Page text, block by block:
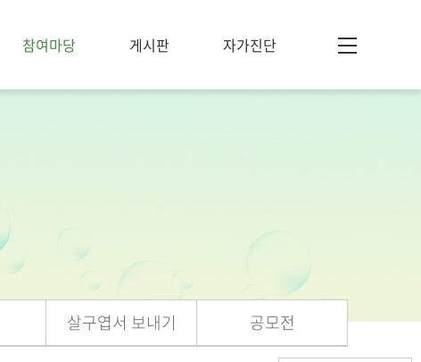
참여마당 게시판 자가진단
살구엽서 보내기 공모전